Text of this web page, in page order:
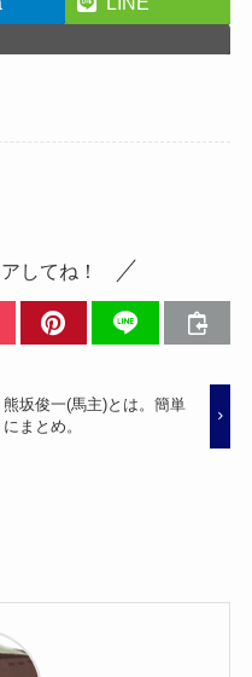
してね！
熊坂俊一(馬主)とは。簡単
にまとめ。